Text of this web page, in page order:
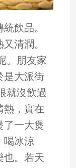
飲品。
清潤。
。朋友家
是大派街
就沒飲過
熱，實在
了一大煲
喝冰涼
也。若天